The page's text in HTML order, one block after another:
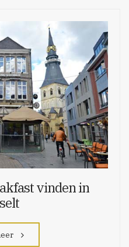
vinden in